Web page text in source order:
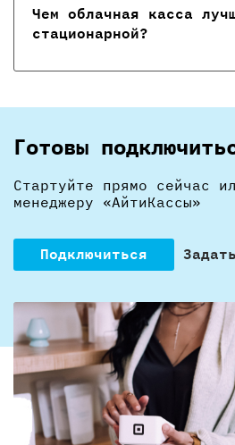
Чем облачная касса
стационарной?
Готовы
Стартуйте прямо сейчас
менеджеру «АйтиКассы»
Подключиться